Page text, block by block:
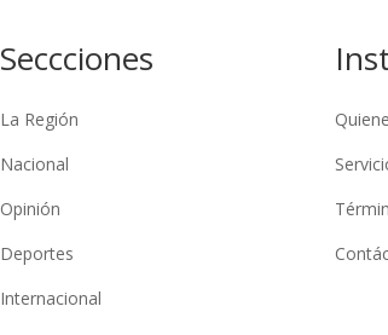
Seccciones
La Región
Nacional
Opinión
Deportes
Internacional